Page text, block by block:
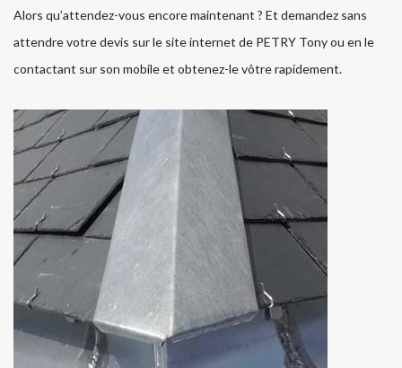
Alors qu’attendez-vous encore maintenant ? Et demandez sans
attendre votre devis sur le site internet de PETRY Tony ou en le
contactant sur son mobile et obtenez-le vôtre rapidement.